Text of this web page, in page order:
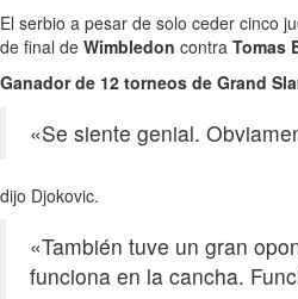
El serbio a pesar de solo ceder cinco
de final de Wimbledon contra Tomas
Ganador de 12 torneos de Grand
«Se siente genial.
dijo Djokovic.
«También tuve un gran
funciona en la cancha.